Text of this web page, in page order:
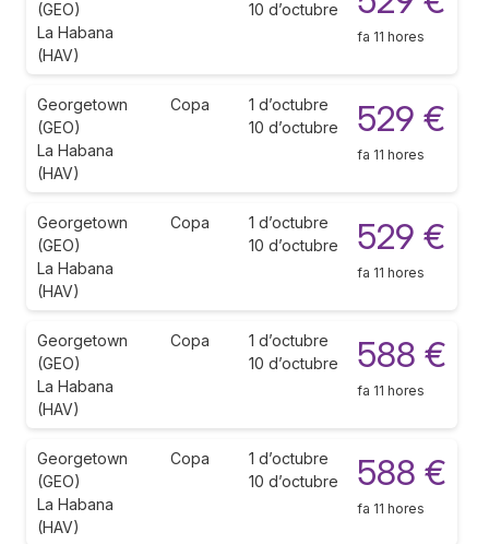
(GEO)
La Habana
(HAV)
10 d’octubre
fa 11 hores
Georgetown
(GEO)
La Habana
(HAV)
Copa
1 d’octubre
10 d’octubre
529 €
fa 11 hores
Georgetown
(GEO)
La Habana
(HAV)
Copa
1 d’octubre
10 d’octubre
529 €
fa 11 hores
Georgetown
(GEO)
La Habana
(HAV)
Copa
1 d’octubre
10 d’octubre
588 €
fa 11 hores
Georgetown
(GEO)
La Habana
(HAV)
Copa
1 d’octubre
10 d’octubre
588 €
fa 11 hores